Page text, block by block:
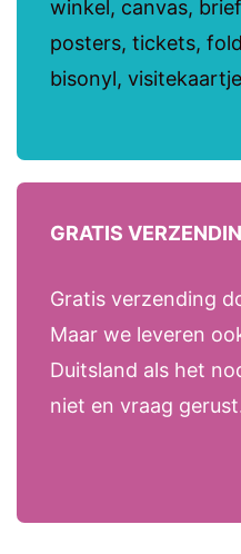
winkel, canvas,
posters, tickets,
bisonyl,
GRATIS
Gratis verzending
Maar we leveren
Duitsland als het
niet en vraag